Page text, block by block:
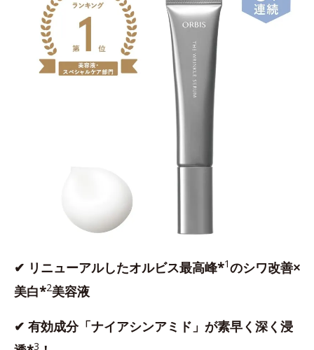
✔ リニューアルしたオルビス最高峰*1のシワ改善×
美白*2美容液
✔ 有効成分「ナイアシンアミド」が素早く深く浸
3